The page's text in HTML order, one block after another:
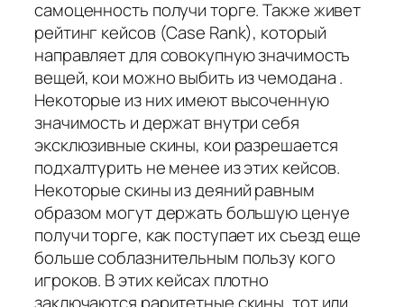
самоценность получи торге. Также живет
рейтинг кейсов (Case Rank), который
направляет для совокупную значимость
вещей, кои можно выбить из чемодана .
Некоторые из них имеют высоченную
значимость и держат внутри себя
эксклюзивные скины, кои разрешается
подхалтурить не менее из этих кейсов.
Некоторые скины из деяний равным
образом могут держать большую ценуе
получи торге, как поступает их съезд еще
больше соблазнительным пользу кого
игроков. В этих кейсах плотно